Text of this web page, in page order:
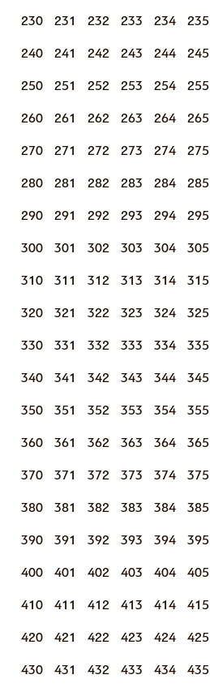
230 231 232 233 234 235
240 241 242 243 244 245
250 251 252 253 254 255
260 261 262 263 264 265
270 271 272 273 274 275
280 281 282 283 284 285
290 291 292 293 294 295
300 301 302 303 304 305
310 311 312 313 314 315
320 321 322 323 324 325
330 331 332 333 334 335
340 341 342 343 344 345
350 351 352 353 354 355
360 361 362 363 364 365
370 371 372 373 374 375
380 381 382 383 384 385
390 391 392 393 394 395
400 401 402 403 404 405
410 411 412 413 414 415
420 421 422 423 424 425
430 431 432 433 434 435